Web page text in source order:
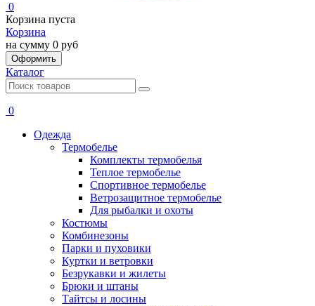
0
Корзина пуста
Корзина
на сумму 0 руб
Оформить
Каталог
0
Одежда
Термобелье
Комплекты термобелья
Теплое термобелье
Спортивное термобелье
Ветрозащитное термобелье
Для рыбалки и охоты
Костюмы
Комбинезоны
Парки и пуховики
Куртки и ветровки
Безрукавки и жилеты
Брюки и штаны
Тайтсы и лосины